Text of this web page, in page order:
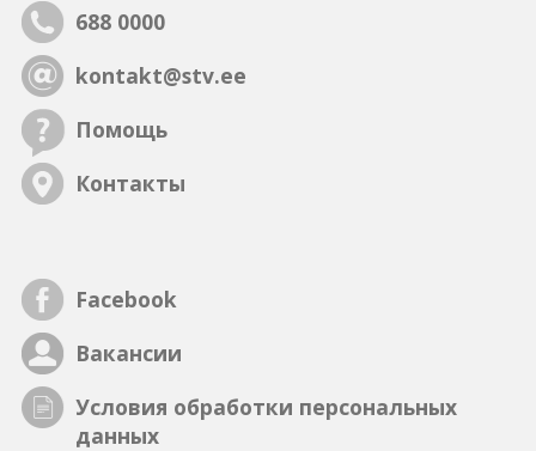
688 0000
kontakt@stv.ee
Помощь
Контакты
Facebook
Вакансии
Условия обработки персональных
данных